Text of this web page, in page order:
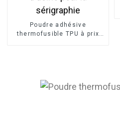
Poudre adhésive
thermofusible TPU à prix